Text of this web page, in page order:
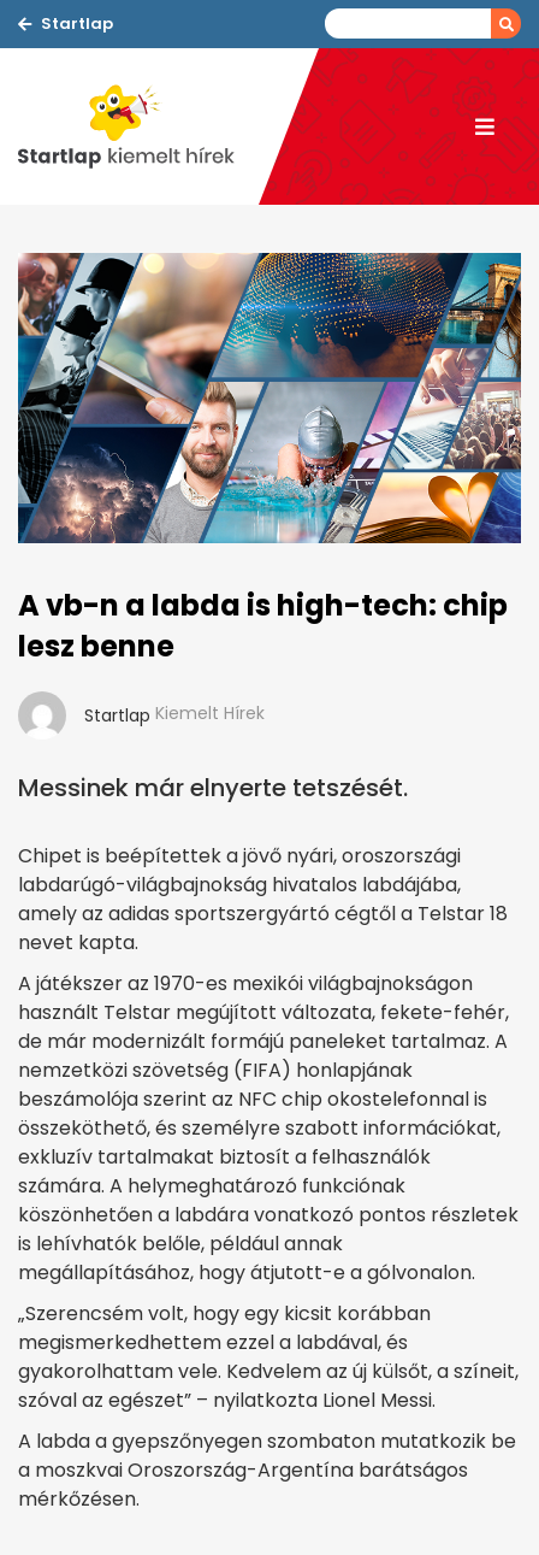
Startlap
A vb-n a labda is high-tech: chip
lesz benne
Startlap Kiemelt Hírek
Messinek már elnyerte tetszését.
Chipet is beépítettek a jövő nyári, oroszországi
labdarúgó-világbajnokság hivatalos labdájába,
amely az adidas sportszergyártó cégtől a Telstar 18
nevet kapta.
A játékszer az 1970-es mexikói világbajnokságon
használt Telstar megújított változata, fekete-fehér,
de már modernizált formájú paneleket tartalmaz. A
nemzetközi szövetség (FIFA) honlapjának
beszámolója szerint az NFC chip okostelefonnal is
összeköthető, és személyre szabott információkat,
exkluzív tartalmakat biztosít a felhasználók
számára. A helymeghatározó funkciónak
köszönhetően a labdára vonatkozó pontos részletek
is lehívhatók belőle, például annak
megállapításához, hogy átjutott-e a gólvonalon.
„Szerencsém volt, hogy egy kicsit korábban
megismerkedhettem ezzel a labdával, és
gyakorolhattam vele. Kedvelem az új külsőt, a színeit,
szóval az egészet” – nyilatkozta Lionel Messi.
A labda a gyepszőnyegen szombaton mutatkozik be
a moszkvai Oroszország-Argentína barátságos
mérkőzésen.